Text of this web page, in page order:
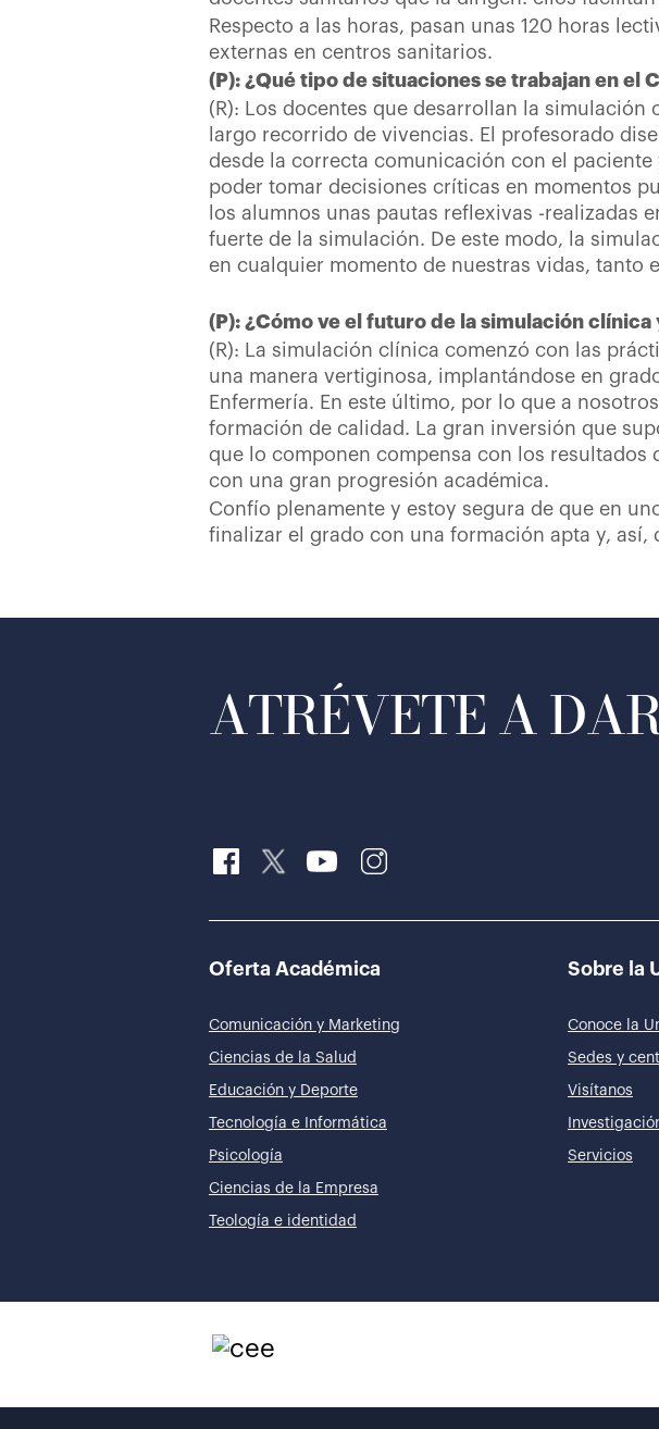
Respecto a las horas, pasan unas 120 horas
externas en centros sanitarios.
(P): ¿Qué tipo de situaciones se trabajan en el
(R): Los docentes que desarrollan la
largo recorrido de vivencias. El profesorado
desde la correcta comunicación con el
poder tomar decisiones críticas en momentos
los alumnos unas pautas reflexivas -realizadas
fuerte de la simulación. De este modo, la
en cualquier momento de nuestras vidas, tanto
(P): ¿Cómo ve el futuro de la simulación
(R): La simulación clínica comenzó con las
una manera vertiginosa, implantándose en
Enfermería. En este último, por lo que a
formación de calidad. La gran inversión que
que lo componen compensa con los resultados
con una gran progresión académica.
Confío plenamente y estoy segura de que en
finalizar el grado con una formación apta y,
ATRÉVETE A
Oferta Académica
Comunicación y Marketing
Ciencias de la Salud
Educación y Deporte
Tecnología e Informática
Psicología
Ciencias de la Empresa
Teología e identidad
Sobre la
Conoce la
Sedes y
Visítanos
Servicios